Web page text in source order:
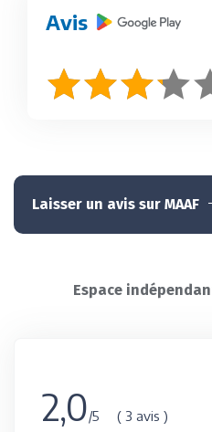
Avis
Laisser un avis sur MAAF
Espace
2,0/5 ( 3 avis )